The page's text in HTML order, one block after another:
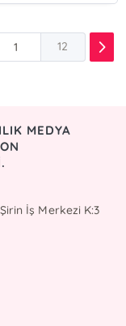
12
MEDYA
İş Merkezi K:3